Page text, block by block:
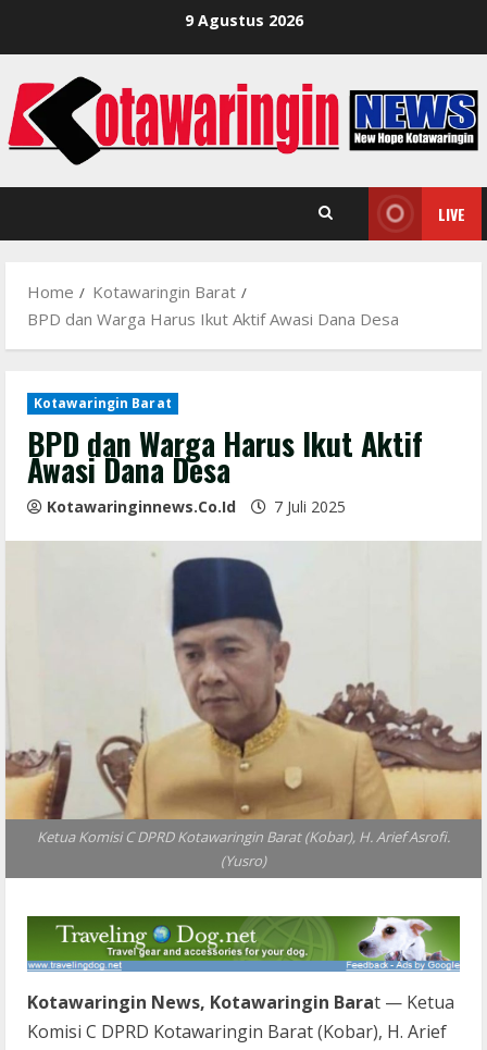
9 Agustus 2026
LIVE
Home
Kotawaringin Barat
BPD dan Warga Harus Ikut Aktif Awasi Dana Desa
Kotawaringin Barat
BPD dan Warga Harus Ikut Aktif
Awasi Dana Desa
Kotawaringinnews.co.id 7 Juli 2025
Ketua Komisi C DPRD Kotawaringin Barat (Kobar), H. Arief Asrofi.
(Yusro)
Kotawaringin News, Kotawaringin Barat — Ketua
Komisi C DPRD Kotawaringin Barat (Kobar), H. Arief